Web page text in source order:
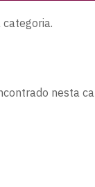
nesta